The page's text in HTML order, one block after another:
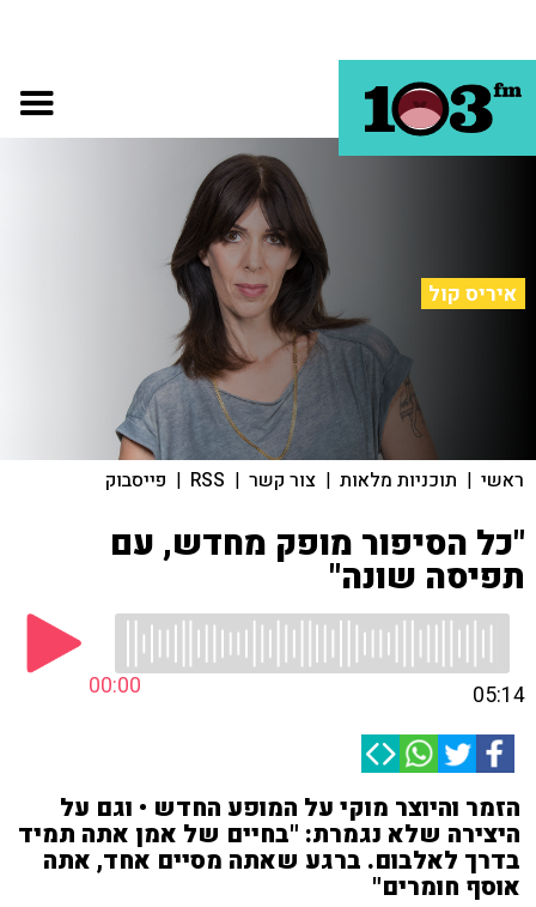
איריס קול
ראשי | תוכניות מלאות | צור קשר |
RSS
| פייסבוק
"כל הסיפור מופק מחדש, עם
תפיסה שונה"
00:00 05:14
הזמר והיוצר מוקי על המופע החדש • וגם על
היצירה שלא נגמרת: "בחיים של אמן אתה תמיד
בדרך לאלבום. ברגע שאתה מסיים אחד, אתה
אוסף חומרים"